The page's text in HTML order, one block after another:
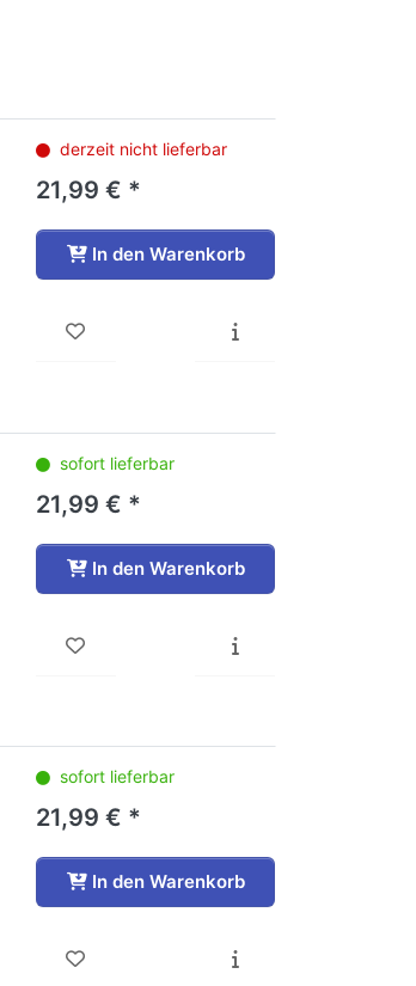
derzeit nicht lieferbar
21,99 € *
In den Warenkorb
sofort lieferbar
21,99 € *
In den Warenkorb
sofort lieferbar
21,99 € *
In den Warenkorb